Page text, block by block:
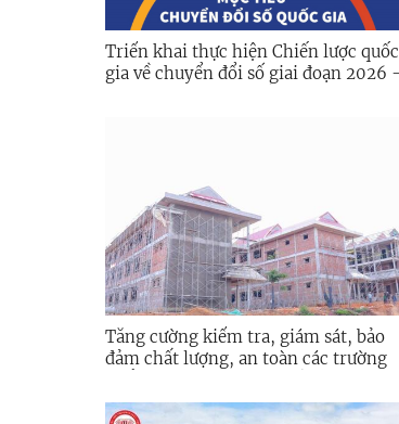
Triển khai thực hiện Chiến lược quốc
gia về chuyển đổi số giai đoạn 2026 -
Tăng cường kiểm tra, giám sát, bảo
đảm chất lượng, an toàn các trường
biên giới